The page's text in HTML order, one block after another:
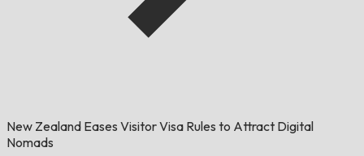
New Zealand Eases Visitor Visa Rules to Attract Digital
Nomads